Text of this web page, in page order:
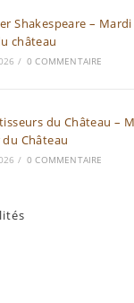
Shakespeare –
château
/ 0 COMMENTAIRE
du Château –
du Château
/ 0 COMMENTAIRE